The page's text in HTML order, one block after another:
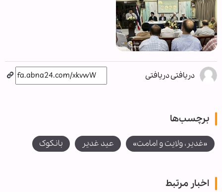
دریافتی دریافتی
برچسب‌ها
«غدیر، ولایت و امامت» عید غدیر بانکوک
اخبار مرتبط